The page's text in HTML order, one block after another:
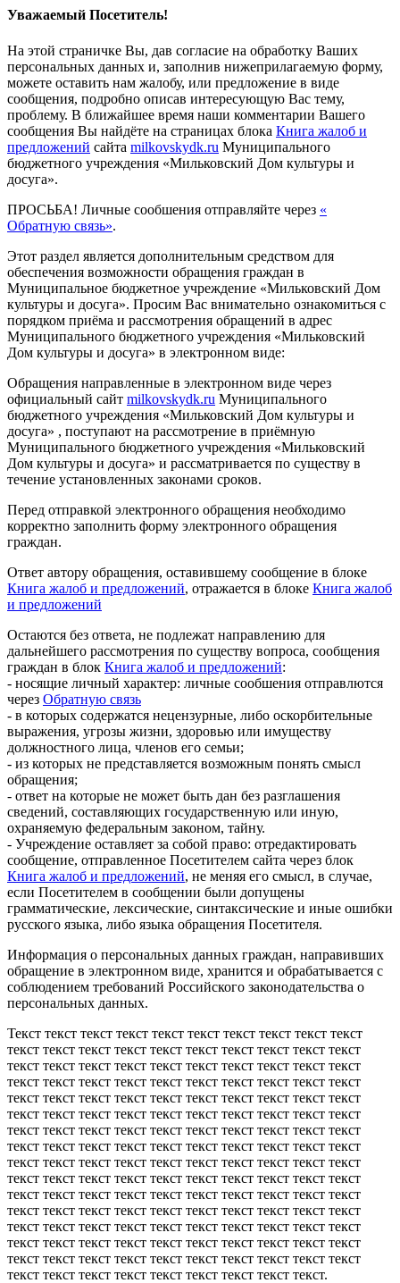
Уважаемый Посетитель!
На этой страничке Вы, дав согласие на обработку Ваших
персональных данных и, заполнив нижеприлагаемую форму,
можете оставить нам жалобу, или предложение в виде
сообщения, подробно описав интересующую Вас тему,
проблему. В ближайшее время наши комментарии Вашего
сообщения Вы найдёте на страницах блока Книга жалоб и
предложений сайта milkovskydk.ru Муниципального
бюджетного учреждения «Мильковский Дом культуры и
досуга».
ПРОСЬБА! Личные сообшения отправляйте через «
Обратную связь».
Этот раздел является дополнительным средством для
обеспечения возможности обращения граждан в
Муниципальное бюджетное учреждение «Мильковский Дом
культуры и досуга». Просим Вас внимательно ознакомиться с
порядком приёма и рассмотрения обращений в адрес
Муниципального бюджетного учреждения «Мильковский
Дом культуры и досуга» в электронном виде:
Обращения направленные в электронном виде через
официальный сайт milkovskydk.ru Муниципального
бюджетного учреждения «Мильковский Дом культуры и
досуга» , поступают на рассмотрение в приёмную
Муниципального бюджетного учреждения «Мильковский
Дом культуры и досуга» и рассматривается по существу в
течение установленных законами сроков.
Перед отправкой электронного обращения необходимо
корректно заполнить форму электронного обращения
граждан.
Ответ автору обращения, оставившему сообщение в блоке
Книга жалоб и предложений, отражается в блоке Книга жалоб
и предложений
Остаются без ответа, не подлежат направлению для
дальнейшего рассмотрения по существу вопроса, сообщения
граждан в блок Книга жалоб и предложений:
- носящие личный характер: личные сообшения отправлются
через Обратную связь
- в которых содержатся нецензурные, либо оскорбительные
выражения, угрозы жизни, здоровью или имуществу
должностного лица, членов его семьи;
- из которых не представляется возможным понять смысл
обращения;
- ответ на которые не может быть дан без разглашения
сведений, составляющих государственную или иную,
охраняемую федеральным законом, тайну.
- Учреждение оставляет за собой право: отредактировать
сообщение, отправленное Посетителем сайта через блок
Книга жалоб и предложений, не меняя его смысл, в случае,
если Посетителем в сообщении были допущены
грамматические, лексические, синтаксические и иные ошибки
русского языка, либо языка обращения Посетителя.
Информация о персональных данных граждан, направивших
обращение в электронном виде, хранится и обрабатывается с
соблюдением требований Российского законодательства о
персональных данных.
Текст текст текст текст текст текст текст текст текст текст
текст текст текст текст текст текст текст текст текст текст
текст текст текст текст текст текст текст текст текст текст
текст текст текст текст текст текст текст текст текст текст
текст текст текст текст текст текст текст текст текст текст
текст текст текст текст текст текст текст текст текст текст
текст текст текст текст текст текст текст текст текст текст
текст текст текст текст текст текст текст текст текст текст
текст текст текст текст текст текст текст текст текст текст
текст текст текст текст текст текст текст текст текст текст
текст текст текст текст текст текст текст текст текст текст
текст текст текст текст текст текст текст текст текст текст
текст текст текст текст текст текст текст текст текст текст
текст текст текст текст текст текст текст текст текст текст
текст текст текст текст текст текст текст текст текст текст
текст текст текст текст текст текст текст текст текст.